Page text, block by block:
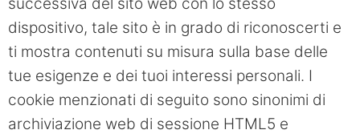
dispositivo, tale sito è in grado di riconoscerti e
ti mostra contenuti su misura sulla base delle
tue esigenze e dei tuoi interessi personali. I
cookie menzionati di seguito sono sinonimi di
archiviazione web di sessione HTML5 e